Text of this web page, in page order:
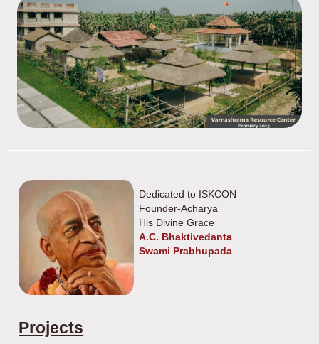
Dedicated to ISKCON
Founder-Acharya
His Divine Grace
A.C. Bhaktivedanta
Swami Prabhupada
Projects